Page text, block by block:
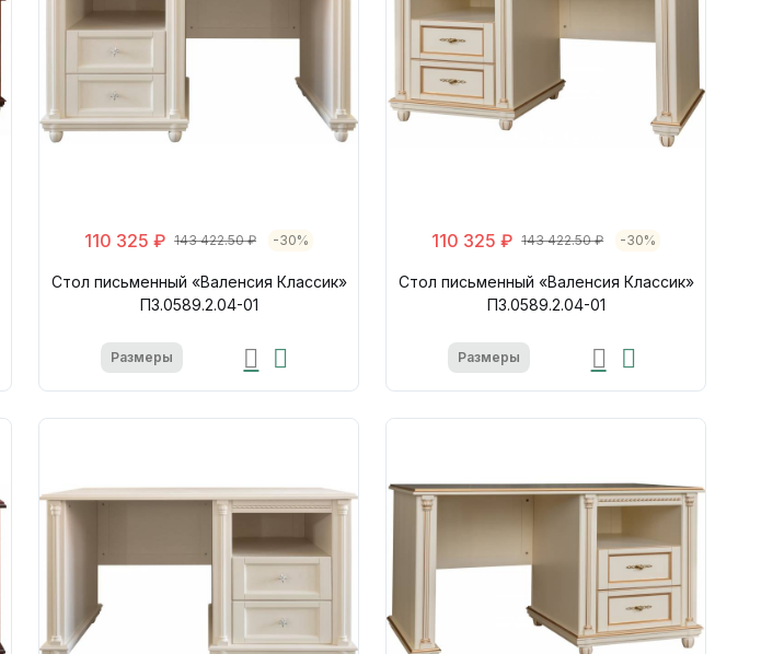
110 325 ₽ 143 422.50 ₽ -30%
Стол письменный «Валенсия Классик»
П3.0589.2.04-01
Размеры
110 325 ₽ 143 422.50 ₽ -30%
Стол письменный «Валенсия Классик»
П3.0589.2.04-01
Размеры